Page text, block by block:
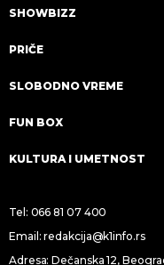
SHOWBIZZ
PRIČE
SLOBODNO VREME
FUN BOX
KULTURA I UMETNOST
Tel: 066 81 07 400
Email:redakcija@k1info.rs
Adresa: Dečanska 12,